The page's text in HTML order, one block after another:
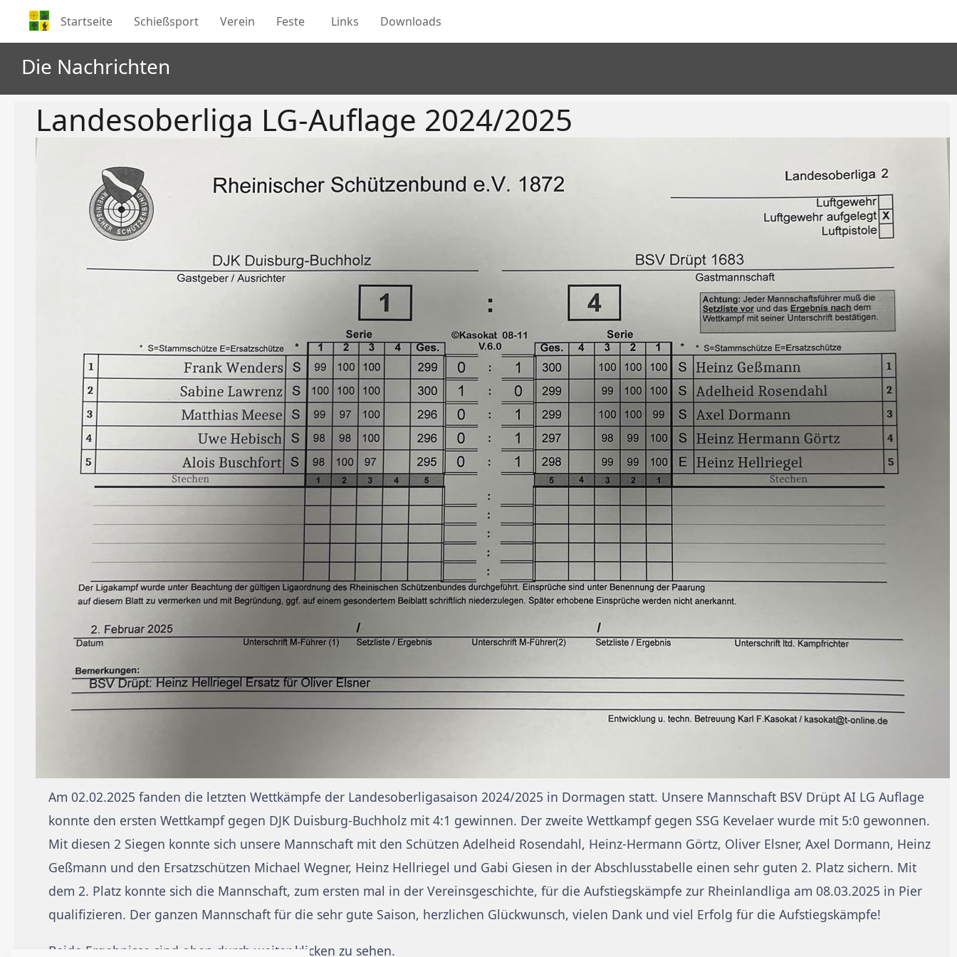
Startseite Schießsport Verein Feste Links Downloads
Die Nachrichten
Landesoberliga LG-Auflage 2024/2025
Am 02.02.2025 fanden die letzten Wettkämpfe der Landesoberligasaison 2024/2025 in Dormagen statt. Unsere Mannschaft BSV Drüpt AI LG Auflage
konnte den ersten Wettkampf gegen DJK Duisburg-Buchholz mit 4:1 gewinnen. Der zweite Wettkampf gegen SSG Kevelaer wurde mit 5:0 gewonnen.
Mit diesen 2 Siegen konnte sich unsere Mannschaft mit den Schützen Adelheid Rosendahl, Heinz-Hermann Görtz, Oliver Elsner, Axel Dormann, Heinz
Geßmann und den Ersatzschützen Michael Wegner, Heinz Hellriegel und Gabi Giesen in der Abschlusstabelle einen sehr guten 2. Platz sichern. Mit
dem 2. Platz konnte sich die Mannschaft, zum ersten mal in der Vereinsgeschichte, für die Aufstiegskämpfe zur Rheinlandliga am 08.03.2025 in Pier
qualifizieren. Der ganzen Mannschaft für die sehr gute Saison, herzlichen Glückwunsch, vielen Dank und viel Erfolg für die Aufstiegskämpfe!
Beide Ergebnisse sind oben durch weiter klicken zu sehen.